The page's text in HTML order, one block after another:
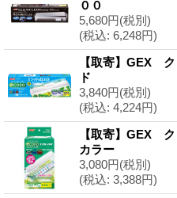
００
5,680円(税別)
(税込: 6,248円)
【取寄】GEX
ド
3,840円(税別)
(税込: 4,224円)
【取寄】GEX
カラー
3,080円(税別)
(税込: 3,388円)